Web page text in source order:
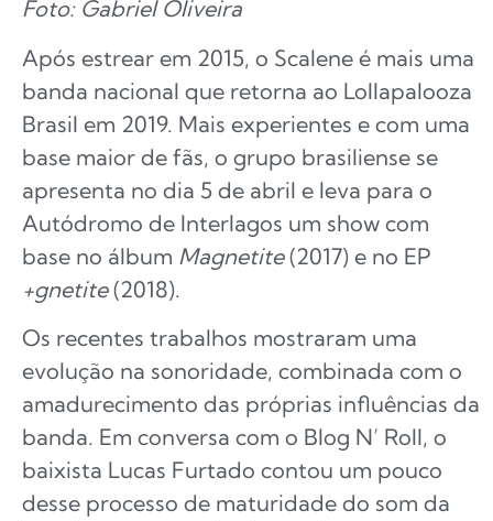
Foto: Gabriel Oliveira
Após estrear em 2015, o Scalene é mais uma
banda nacional que retorna ao Lollapalooza
Brasil em 2019. Mais experientes e com uma
base maior de fãs, o grupo brasiliense se
apresenta no dia 5 de abril e leva para o
Autódromo de Interlagos um show com
base no álbum Magnetite(2017) e no EP
+gnetite(2018).
Os recentes trabalhos mostraram uma
evolução na sonoridade, combinada com o
amadurecimento das próprias influências da
banda. Em conversa com o Blog N’ Roll, o
baixista Lucas Furtado contou um pouco
desse processo de maturidade do som da